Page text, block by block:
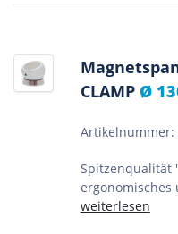
CLAMP Ø
Artikelnummer:
Spitzenqualität
ergonomisches
weiterlesen